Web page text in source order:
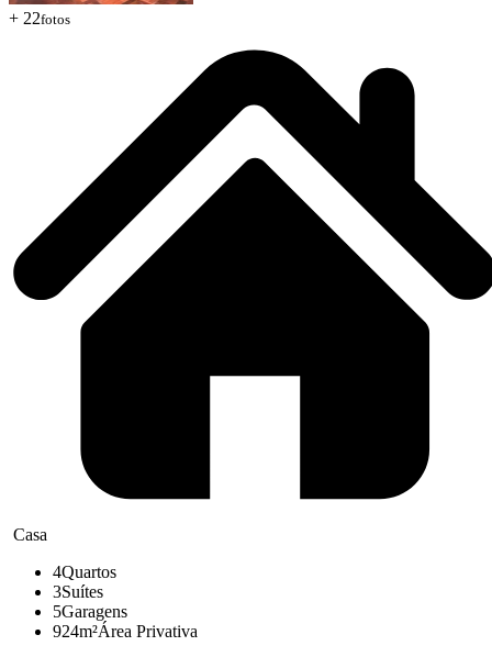
+ 22fotos
Casa
4Quartos
3Suítes
5Garagens
924m²Área Privativa